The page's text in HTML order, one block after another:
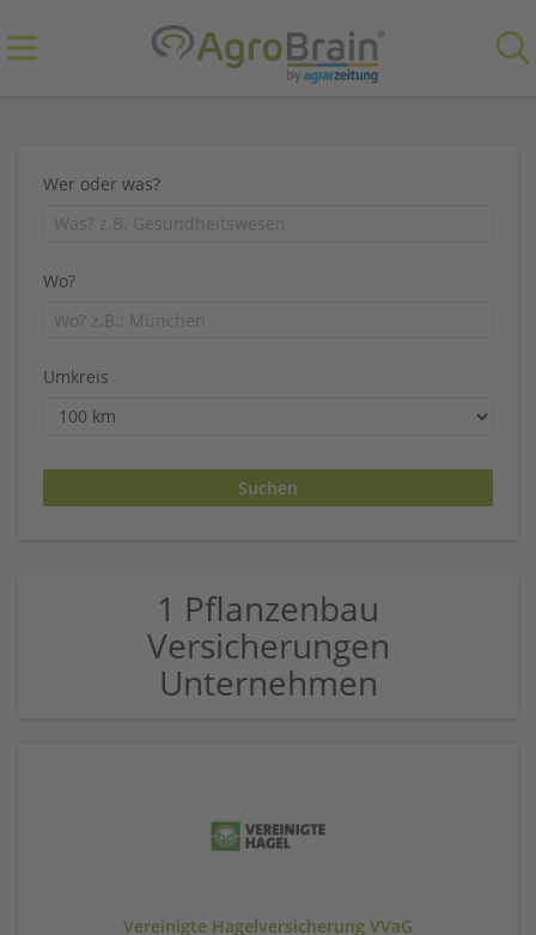
Wer oder was?
Wo?
Umkreis
1 Pflanzenbau
Versicherungen
Unternehmen
Vereinigte Hagelversicherung VVaG